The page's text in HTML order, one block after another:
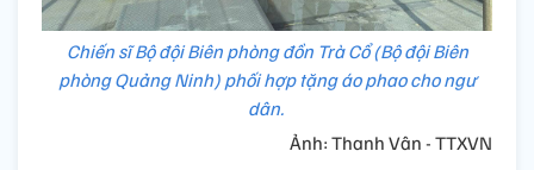
Chiến sĩ Bộ đội Biên phòng đồn Trà Cổ (Bộ đội Biên
phòng Quảng Ninh) phối hợp tặng áo phao cho ngư
dân.
Ảnh: Thanh Vân - TTXVN